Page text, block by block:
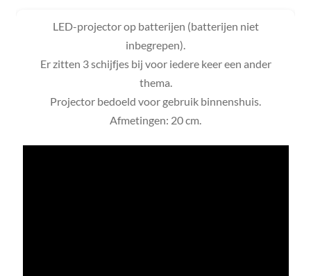
LED-projector op batterijen (batterijen niet
inbegrepen).
Er zitten 3 schijfjes bij voor iedere keer een ander
thema.
Projector bedoeld voor gebruik binnenshuis.
Afmetingen: 20 cm.